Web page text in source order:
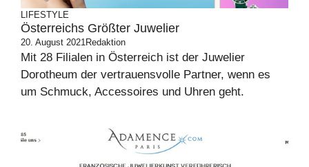
LIFESTYLE
Österreichs Größter Juwelier
20. August 2021Redaktion
Mit 28 Filialen in Österreich ist der Juwelier
Dorotheum der vertrauensvolle Partner, wenn es
um Schmuck, Accessoires und Uhren geht.